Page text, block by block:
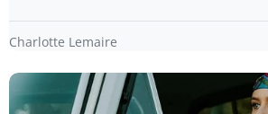
Charlotte Lemaire